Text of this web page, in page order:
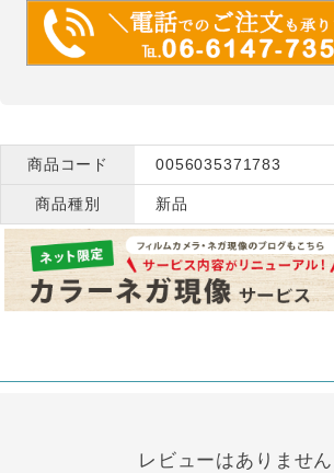
商品コード 0056035371783
商品種別 新品
レビューはありません